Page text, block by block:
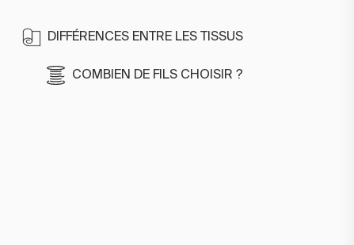
DIFFÉRENCES ENTRE LES TISSUS
COMBIEN DE FILS CHOISIR ?